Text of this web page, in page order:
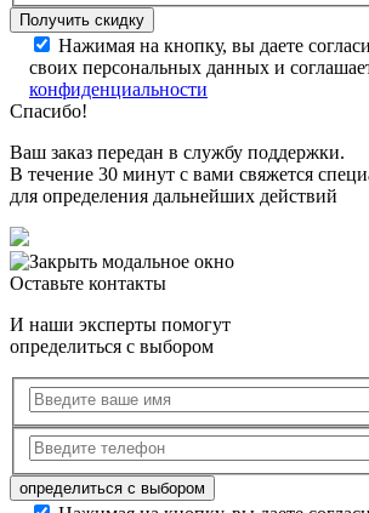
Нажимая на кнопку, вы даете
своих персональных данных и
конфиденциальности
Спасибо!
Ваш заказ передан в службу поддержки.
В течение 30 минут с вами свяжется
для определения дальнейших действий
Оставьте контакты
И наши эксперты помогут
определиться с выбором